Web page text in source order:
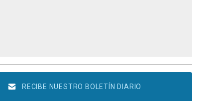
RECIBE NUESTRO BOLETÍN DIARIO